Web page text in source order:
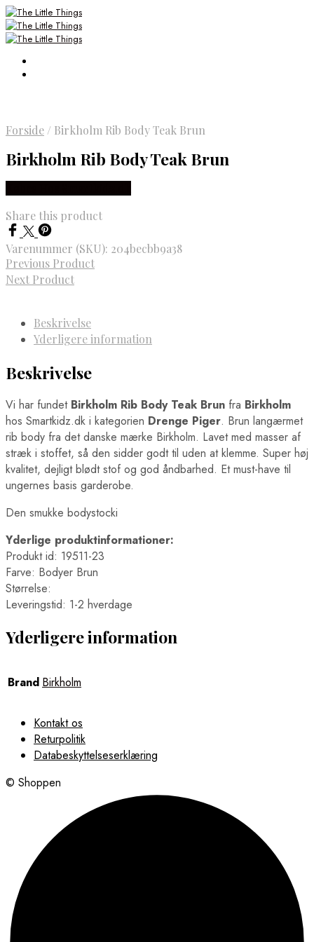
Forside / Birkholm Rib Body Teak Brun
Birkholm Rib Body Teak Brun
Share this product
Varenummer (SKU): 204becbb9a38
Previous Product
Next Product
Beskrivelse
Yderligere information
Beskrivelse
Vi har fundet Birkholm Rib Body Teak Brun fra Birkholm
hos Smartkidz.dk i kategorien Drenge Piger. Brun langærmet
rib body fra det danske mærke Birkholm. Lavet med masser af
stræk i stoffet, så den sidder godt til uden at klemme. Super høj
kvalitet, dejligt blødt stof og god åndbarhed. Et must-have til
ungernes basis garderobe.
Den smukke bodystocki
Yderlige produktinformationer:
Produkt id: 19511-23
Farve: Bodyer Brun
Størrelse:
Leveringstid: 1-2 hverdage
Yderligere information
Brand Birkholm
Kontakt os
Returpolitik
Databeskyttelseserklæring
© Shoppen